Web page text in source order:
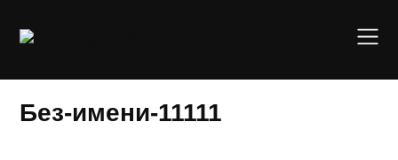
Без-имени-11111